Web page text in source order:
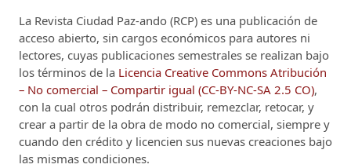
La Revista Ciudad Paz-ando (RCP) es una publicación de
acceso abierto, sin cargos económicos para autores ni
lectores, cuyas publicaciones semestrales se realizan bajo
los términos de la Licencia Creative Commons Atribución
– No comercial – Compartir igual (CC-BY-NC-SA 2.5 CO),
con la cual otros podrán distribuir, remezclar, retocar, y
crear a partir de la obra de modo no comercial, siempre y
cuando den crédito y licencien sus nuevas creaciones bajo
las mismas condiciones.